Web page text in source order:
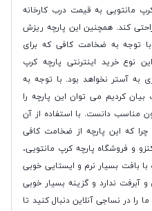
مانتویی به قیمت درب کارخانه
کند. همچنین این پارچه ریزش
توجه به ضخامت کافی که برای
نوع خرید اینترنتی پارچه کرپ
به آستر نخواهد بود. با توجه به
کردیم می توان این پارچه را
مناسب دانست. با استفاده از آن
که این پارچه از ضخامت کافی
و فروشگاه پارچه کرپ مانتویی،
بافت بسیار نرم و ایستایی خوبی
آبرفت ندارد و گزینه بسیار خوبی
را در نساجی آنلاین دنبال کنید تا